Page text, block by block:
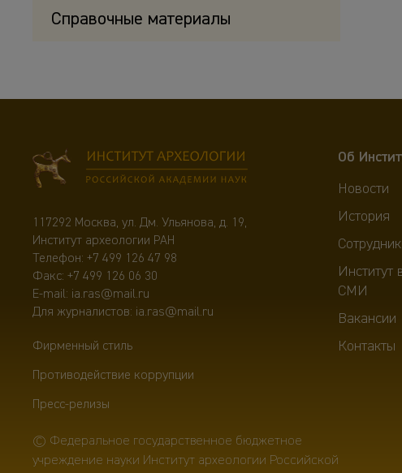
Справочные материалы
117292 Москва, ул. Дм. Ульянова, д. 19,
Институт археологии РАН
Телефон: +7 499 126 47 98
Факс: +7 499 126 06 30
E-mail: ia.ras@mail.ru
Для журналистов: ia.ras@mail.ru
Фирменный стиль
Противодействие коррупции
Пресс-релизы
Об
Новости
История
Институт
СМИ
Вакансии
Контакты
© Федеральное государственное бюджетное
учреждение науки Институт археологии Российской